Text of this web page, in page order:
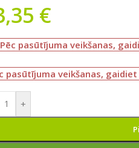
€
Pēc pasūtījuma veikšanas,
pasūtījuma veikšanas,
+